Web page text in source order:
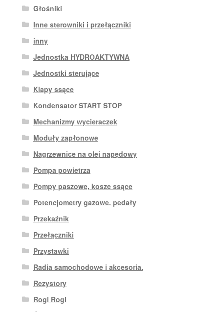
Głośniki
Inne sterowniki i przełączniki
inny
Jednostka HYDROAKTYWNA
Jednostki sterujące
Klapy ssące
Kondensator START STOP
Mechanizmy wycieraczek
Moduły zapłonowe
Nagrzewnice na olej napędowy
Pompa powietrza
Pompy paszowe, kosze ssące
Potencjometry gazowe. pedały
Przekaźnik
Przełączniki
Przystawki
Radia samochodowe i akcesoria.
Rezystory
Rogi Rogi